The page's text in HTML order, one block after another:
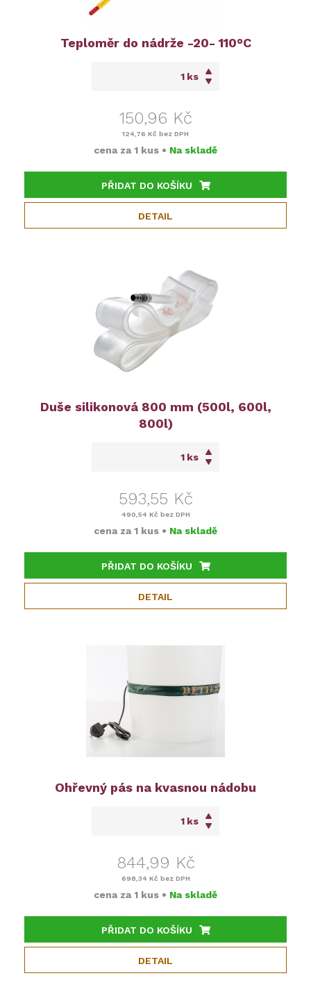
Teploměr do nádrže -20- 110°C
ks
150,96 Kč
124,76 Kč bez DPH
cena za 1 kus • Na skladě
PŘIDAT DO KOŠÍKU
DETAIL
Duše silikonová 800 mm (500l, 600l,
800l)
ks
593,55 Kč
490,54 Kč bez DPH
cena za 1 kus • Na skladě
PŘIDAT DO KOŠÍKU
DETAIL
Ohřevný pás na kvasnou nádobu
ks
844,99 Kč
698,34 Kč bez DPH
cena za 1 kus • Na skladě
PŘIDAT DO KOŠÍKU
DETAIL